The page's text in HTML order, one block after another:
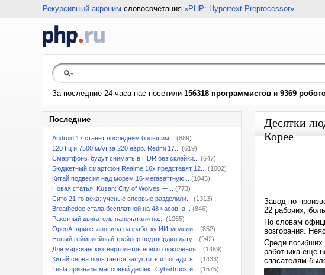
Рекурсивный акроним словосочетания «PHP: Hypertext Preprocessor»
За последние 24 часа нас посетили 156318 программистов и 9369
Последние
Android 17 станет последним большим...
(889)
120 Гц и 7500 мАч за 220 евро. Redmi 17...
(619)
Смартфоны будут снимать в HDR без склейки...
(647)
Бюджетный смартфон Realme 16x представят 12...
(1002)
Китай подвесил над морем 16-мегаваттную...
(1045)
Новая статья: Kusan: City of Wolves —...
(773)
Сито 21-го века: ученые впервые разделили...
(1313)
Breathedge стала бесплатной на 48 часов, а...
(846)
Ракетный двигатель напечатали на...
(1265)
OpenAI приостановила разработку ИИ-модели...
(852)
Новый геймплейный трейлер подтвердил дату...
(942)
Для марсианских вертолётов нового поколения...
(1469)
Китай снова попытается запустить и посадить...
(1433)
Tesla признала массовый дефект Cybertruck и...
(1575)
Десятки
Корее
Завод по
22 рабочих,
По словам
возгорания.
Среди погибших
работника еще
спасателям